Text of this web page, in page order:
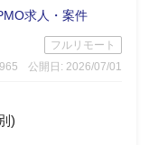
求人・案件
フルリモート
公開日: 2026/07/01
)